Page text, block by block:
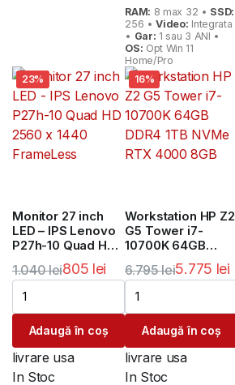
RAM: 8 max 32 • SSD:
256 •Video: Integrata
• Gar: 1 sau 3 ANI •
OS: Opt Win 11
Home/Pro
23%
Monitor 27 inch
LED – IPS Lenovo
P27h-10 Quad HD
FrameLess
1.040lei
Prețul
inițial
fost:
1.040 lei.
805 lei
Prețul
curent
este:
805 lei.
Adaugă în coș
livrare usa
In Stoc
16%
Workstation HP Z2
G5 Tower i7-
10700K 64GB
RTX 4000 8GB
6.795lei
Prețul
inițial
fost:
6.795 lei.
5.775 lei
Prețul
curent
este:
5.775 lei.
Adaugă în coș
livrare usa
In Stoc